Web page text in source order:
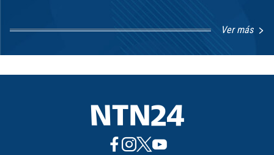
Ver más
1
8